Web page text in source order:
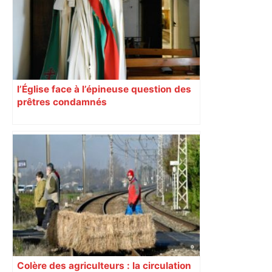
l’Église face à l’épineuse question des
prêtres condamnés
Colère des agriculteurs : la circulation